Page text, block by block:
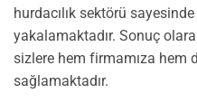
hurdacılık sektörü
yakalamaktadır. Sonuç
sizlere hem firmamıza hem
sağlamaktadır.